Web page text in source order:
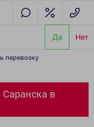
Да Нет
перевозку
Саранска в